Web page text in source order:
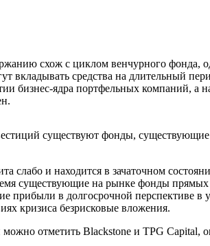
схож с циклом венчурного фонда,
вкладывать средства на длительный
бизнес-ядра портфельных компаний,
существуют фонды,
слабо и находится в зачаточном
существующие на рынке фонды
прибыли в долгосрочной перспективе
кризиса безрисковые вложения.
отметить Blackstone и TPG Capital,